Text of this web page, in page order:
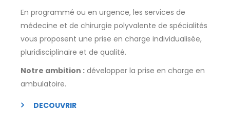
En programmé ou en urgence, les services de
médecine et de chirurgie polyvalente de spécialités
vous proposent une prise en charge individualisée,
pluridisciplinaire et de qualité.
Notre ambition : développer la prise en charge en
ambulatoire.
DECOUVRIR